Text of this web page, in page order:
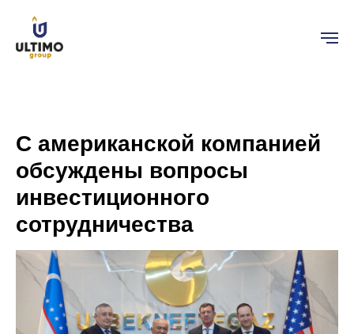
С американской компанией
обсуждены вопросы
инвестиционного
сотрудничества